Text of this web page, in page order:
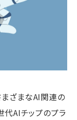
まざまなAI関連の
代AIチップのプラ